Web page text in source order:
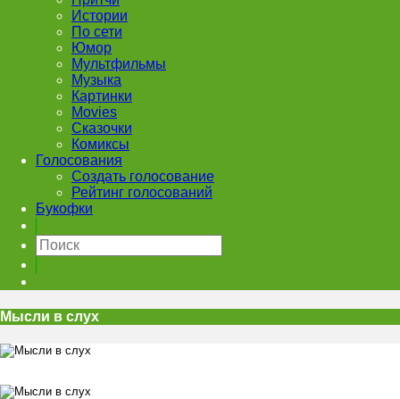
Истории
По сети
Юмор
Мультфильмы
Музыка
Картинки
Movies
Сказочки
Комиксы
Голосования
Создать голосование
Рейтинг голосований
Букофки
Мысли в слух